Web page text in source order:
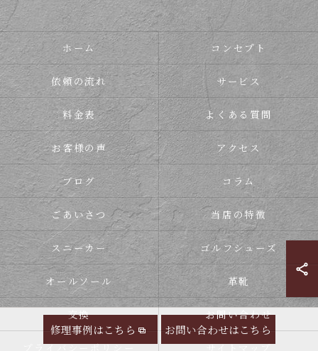
修理事例はこちら お問い合わせはこちら
ホーム コンセプト
依頼の流れ サービス
料金表 よくある質問
お客様の声 アクセス
ブログ コラム
ごあいさつ 当店の特徴
スニーカー ゴルフシューズ
オールソール 革靴
交換 お問い合わせ
プライバシーポリシー サイトマップ